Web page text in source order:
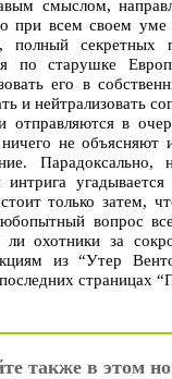
смыслом,
при всем своем уме
полный секретных
по старушке
его в
и нейтрализовать
отправляются в
ничего не объясняют
Парадоксально,
интрига
только затем,
вопрос
ли охотники за
из “Утер
страницах
также в этом